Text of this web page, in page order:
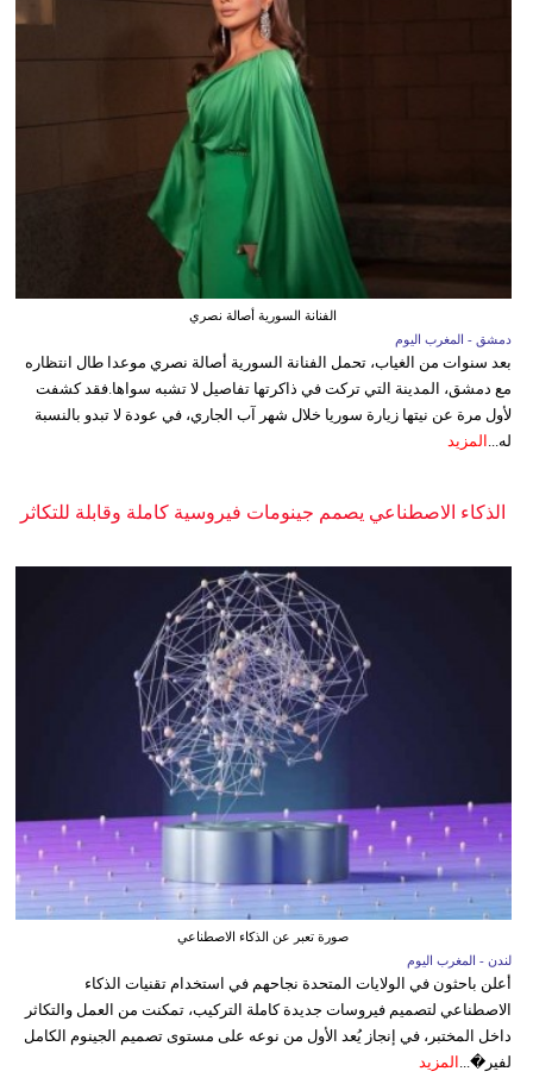
الفنانة السورية أصالة نصري
دمشق - المغرب اليوم
بعد سنوات من الغياب، تحمل الفنانة السورية أصالة نصري موعدا طال انتظاره
مع دمشق، المدينة التي تركت في ذاكرتها تفاصيل لا تشبه سواها.فقد كشفت
لأول مرة عن نيتها زيارة سوريا خلال شهر آب الجاري، في عودة لا تبدو بالنسبة
له... المزيد
الذكاء الاصطناعي يصمم جينومات فيروسية كاملة وقابلة للتكاثر
صورة تعبر عن الذكاء الاصطناعي
لندن - المغرب اليوم
أعلن باحثون في الولايات المتحدة نجاحهم في استخدام تقنيات الذكاء
الاصطناعي لتصميم فيروسات جديدة كاملة التركيب، تمكنت من العمل والتكاثر
داخل المختبر، في إنجاز يُعد الأول من نوعه على مستوى تصميم الجينوم الكامل
لفير�... المزيد